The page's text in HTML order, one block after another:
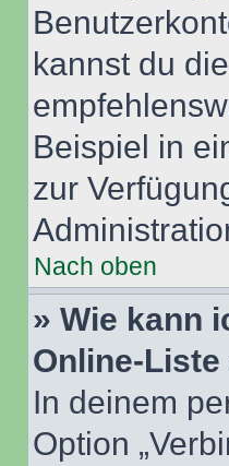
kannst du
Beispiel in
zur
Nach oben
» Wie kann
Online-
In deinem
Option